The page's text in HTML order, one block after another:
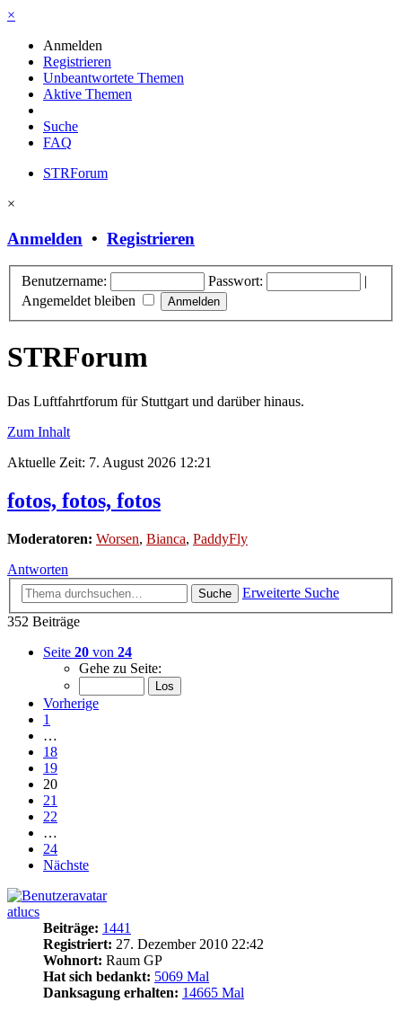
×
Anmelden
Registrieren
Unbeantwortete Themen
Aktive Themen
Suche
FAQ
STRForum
×
Anmelden • Registrieren
Benutzername: Passwort:
|
Angemeldet bleiben
STRForum
Das Luftfahrtforum für Stuttgart und darüber hinaus.
Zum Inhalt
Aktuelle Zeit: 7. August 2026 12:21
fotos, fotos, fotos
Moderatoren: Worsen, Bianca, PaddyFly
Antworten
Suche
Erweiterte Suche
352 Beiträge
Seite 20 von 24
Gehe zu Seite:
Vorherige
1
…
18
19
20
21
22
…
24
Nächste
atlucs
Beiträge: 1441
Registriert: 27. Dezember 2010 22:42
Wohnort: Raum GP
Hat sich bedankt: 5069 Mal
Danksagung erhalten: 14665 Mal